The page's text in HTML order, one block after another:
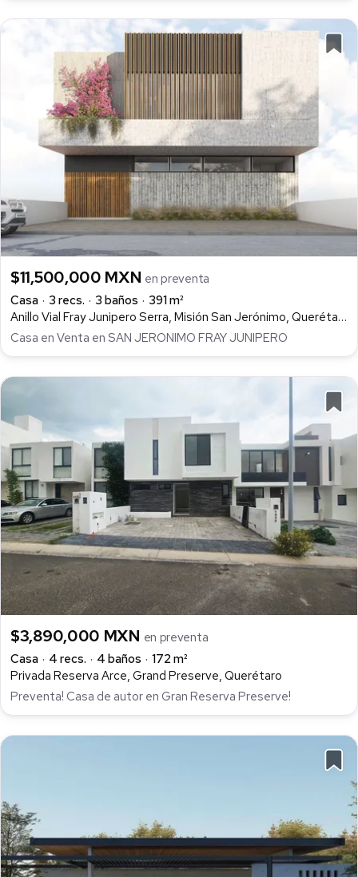
$11,500,000 MXN en preventa
Casa
3 recs. 3 baños
391 m²
Anillo Vial Fray Junipero Serra, Misión San Jerónimo, Querétaro
Casa en Venta en SAN JERONIMO FRAY JUNIPERO
$3,890,000 MXN en preventa
Casa
4 recs. 4 baños
172 m²
Privada Reserva Arce, Grand Preserve, Querétaro
Preventa! Casa de autor en Gran Reserva Preserve!